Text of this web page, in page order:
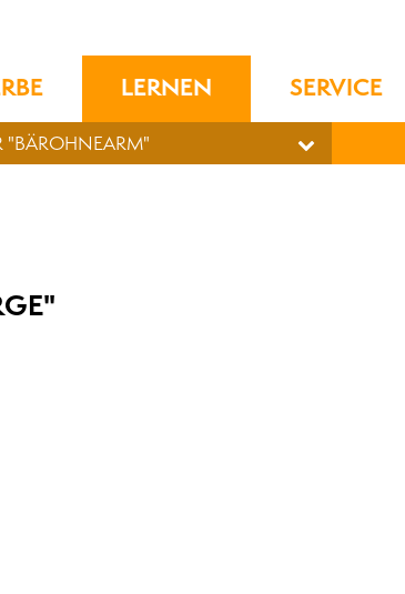
LERNEN SERVICE
"BÄROHNEARM"